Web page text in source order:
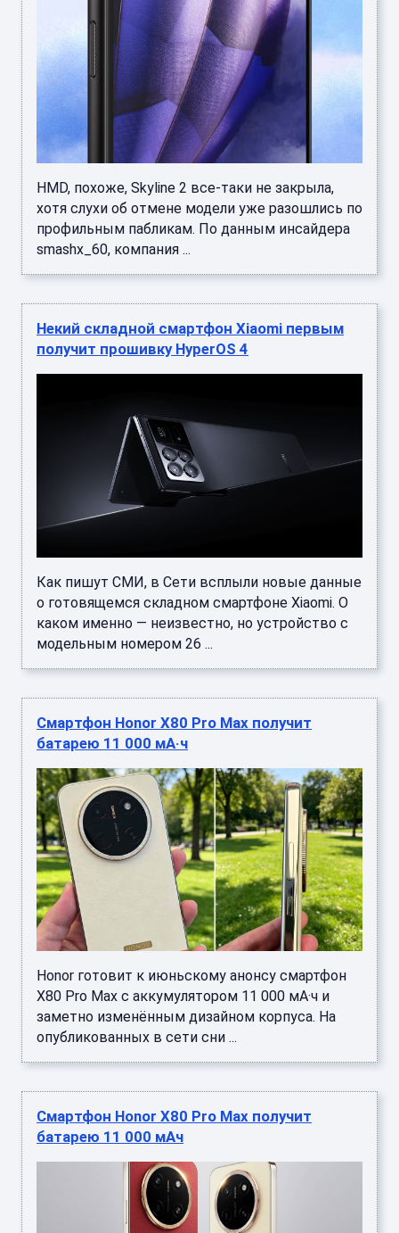
HMD, похоже, Skyline 2 все-таки не закрыла,
хотя слухи об отмене модели уже разошлись по
профильным пабликам. По данным инсайдера
smashx_60, компания ...
Некий складной смартфон Xiaomi первым
получит прошивку HyperOS 4
Как пишут СМИ, в Сети всплыли новые данные
о готовящемся складном смартфоне Xiaomi. О
каком именно — неизвестно, но устройство с
модельным номером 26 ...
Смартфон Honor X80 Pro Max получит
батарею 11 000 мА·ч
Honor готовит к июньскому анонсу смартфон
X80 Pro Max с аккумулятором 11 000 мА·ч и
заметно изменённым дизайном корпуса. На
опубликованных в сети сни ...
Смартфон Honor X80 Pro Max получит
батарею 11 000 мАч